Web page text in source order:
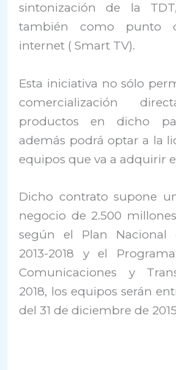
sintonización de la
también como punto
internet ( Smart TV).
Esta iniciativa no sólo
comercialización
productos en dicho
además podrá optar a la
equipos que va a adquirir
Dicho contrato supone
negocio de 2.500
según el Plan Nacional
2013-2018 y el
Comunicaciones y
2018, los equipos serán
del 31 de diciembre de